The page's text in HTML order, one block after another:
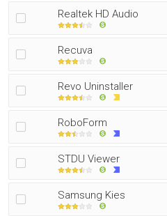
Realtek HD Audio
Recuva
Revo Uninstaller
RoboForm
STDU Viewer
Samsung Kies